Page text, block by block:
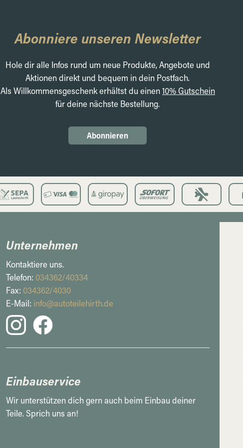
Abonniere unseren Newsletter
Hole dir alle Infos rund um neue Produkte, Angebote und
Aktionen direkt und bequem in dein Postfach.
Als Willkommensgeschenk erhältst du einen10% Gutschein
für deine nächste Bestellung.
Abonnieren
Unternehmen
Kontaktiere uns.
Telefon: 034362/40334
Fax: 034362/4030
E-Mail: info@autoteilehirth.de
Einbauservice
Wir unterstützen dich gern auch beim Einbau deiner
Teile. Sprich uns an!